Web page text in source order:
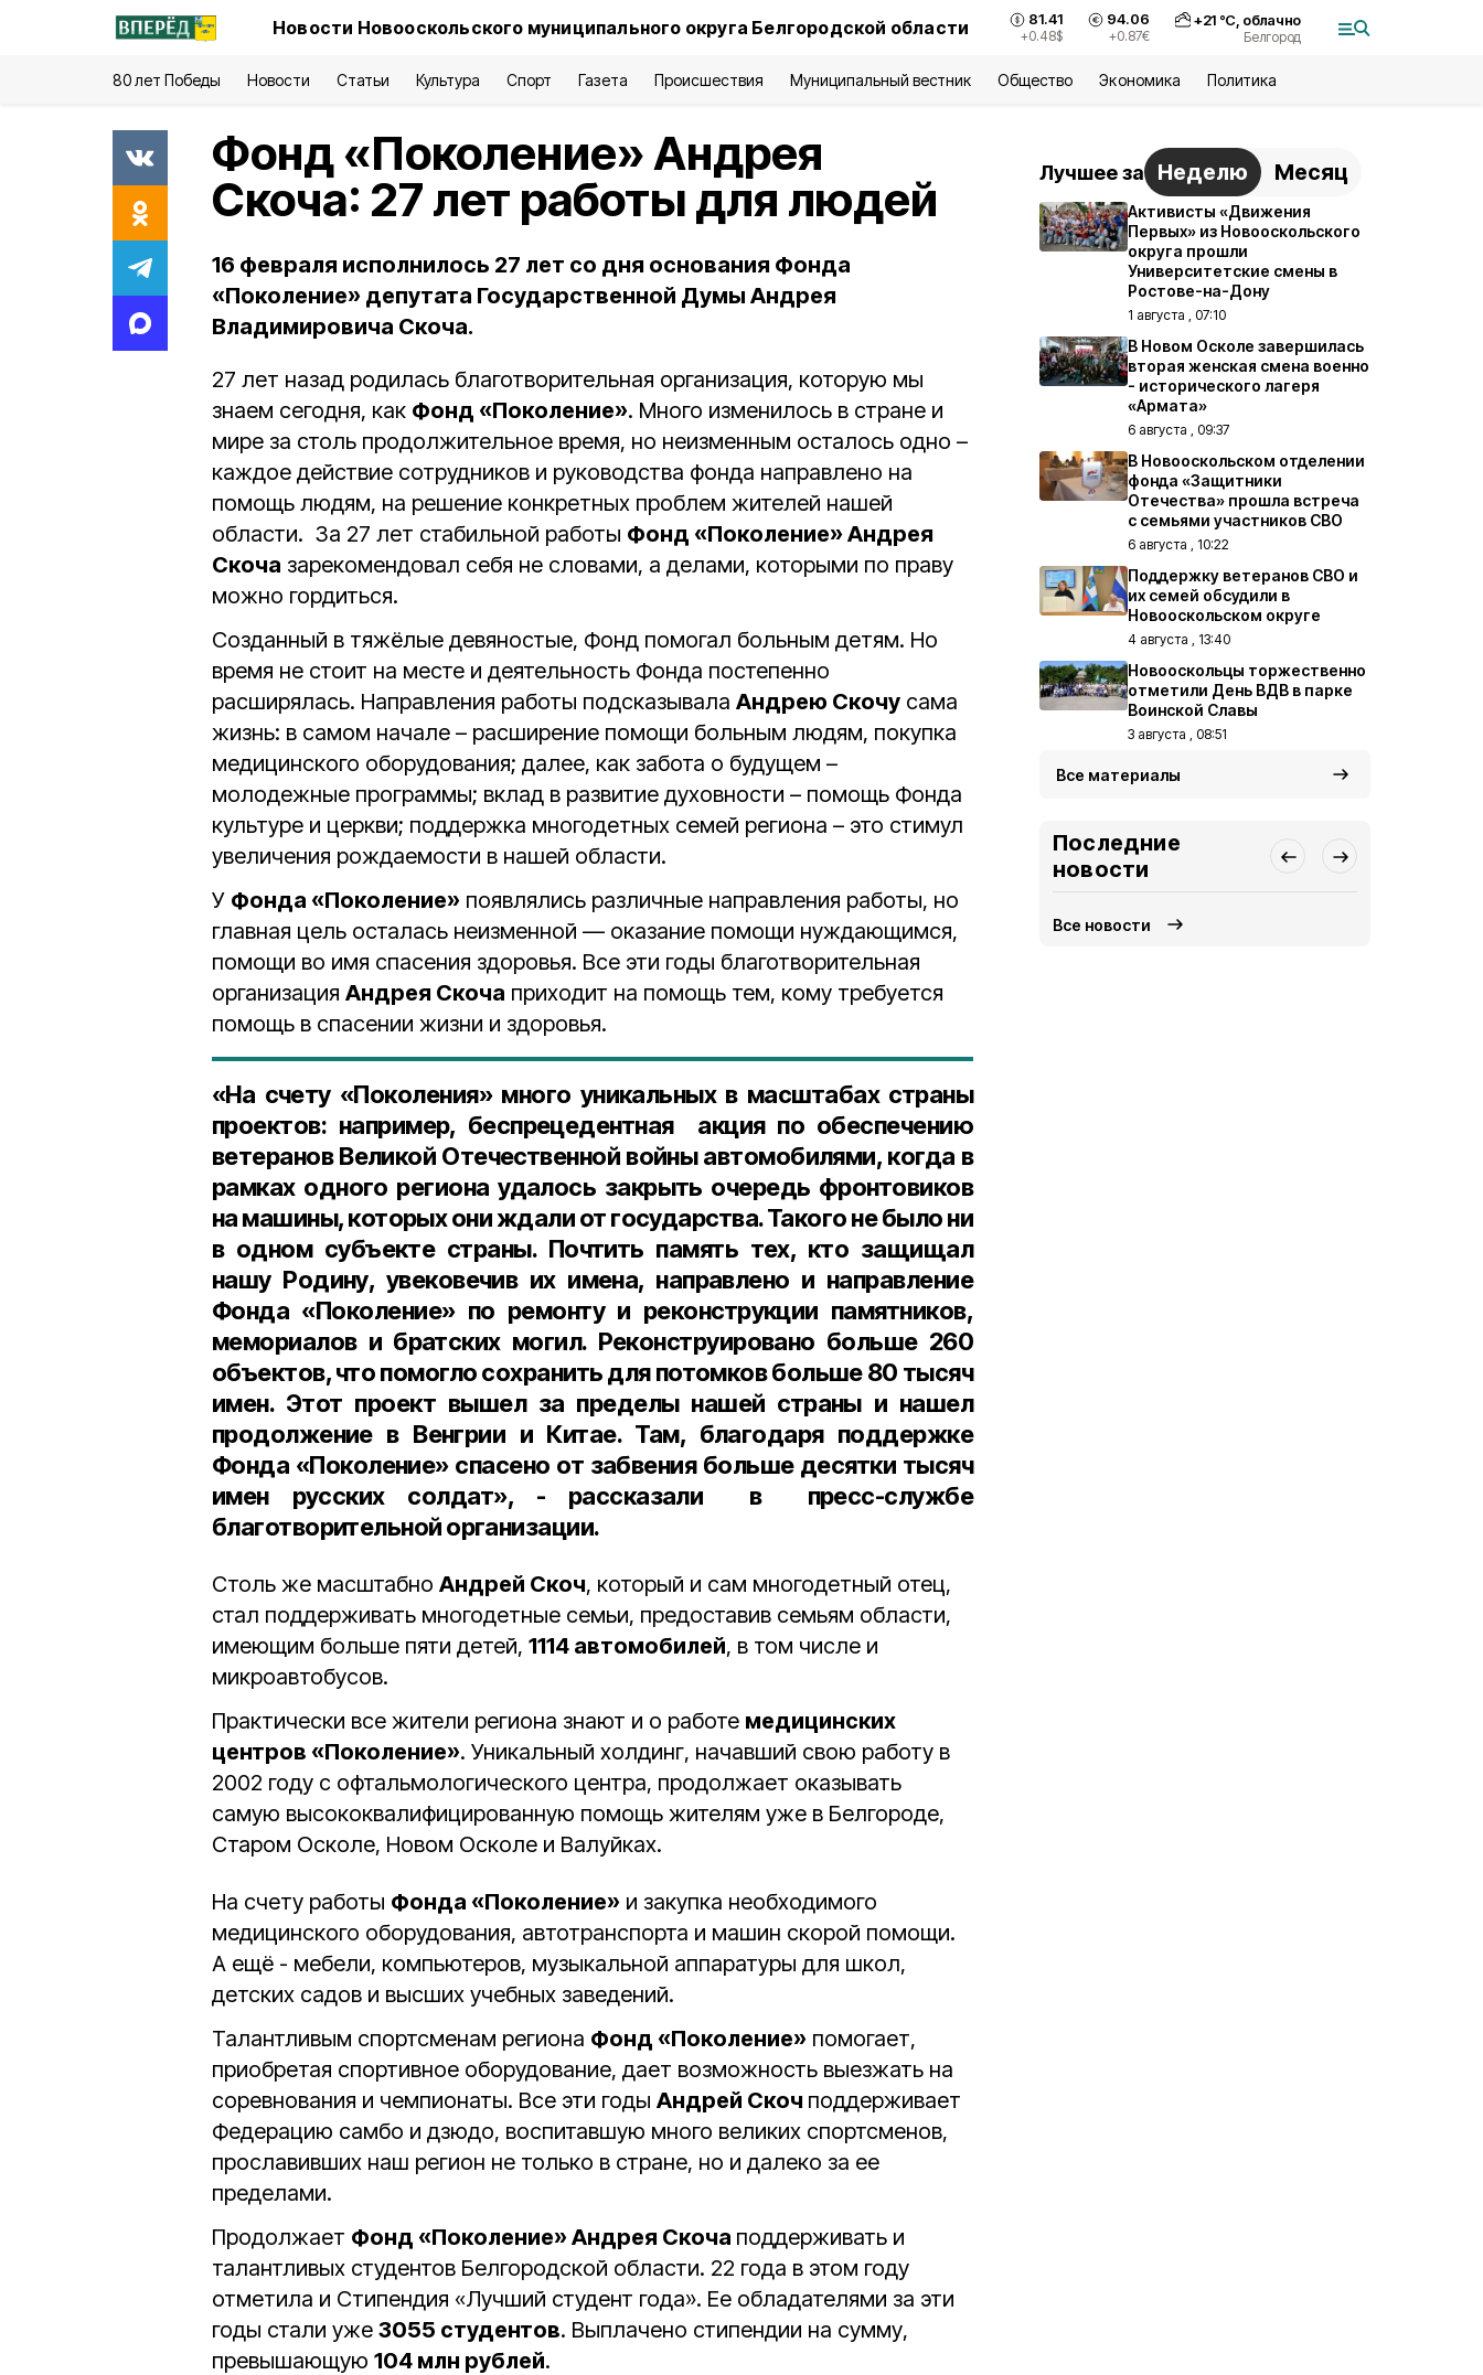
Новости Новооскольского муниципального округа Белгородской области 81.41
+0.48$
94.06
+0.87€
+21°С, облачно
Белгород
80 лет Победы Новости Статьи Культура Спорт Газета Происшествия Муниципальный вестник Общество Экономика Политика
Фонд «Поколение» Андрея
Скоча: 27 лет работы для людей
16 февраля исполнилось 27 лет со дня основания Фонда
«Поколение» депутата Государственной Думы Андрея
Владимировича Скоча.
27 лет назад родилась благотворительная организация, которую мы
знаем сегодня, как Фонд «Поколение». Много изменилось в стране и
мире за столь продолжительное время, но неизменным осталось одно –
каждое действие сотрудников и руководства фонда направлено на
помощь людям, на решение конкретных проблем жителей нашей
области. За 27 лет стабильной работы Фонд «Поколение» Андрея
Скоча зарекомендовал себя не словами, а делами, которыми по праву
можно гордиться.
Созданный в тяжёлые девяностые, Фонд помогал больным детям. Но
время не стоит на месте и деятельность Фонда постепенно
расширялась. Направления работы подсказывала Андрею Скочу сама
жизнь: в самом начале – расширение помощи больным людям, покупка
медицинского оборудования; далее, как забота о будущем –
молодежные программы; вклад в развитие духовности – помощь Фонда
культуре и церкви; поддержка многодетных семей региона – это стимул
увеличения рождаемости в нашей области.
У Фонда «Поколение» появлялись различные направления работы, но
главная цель осталась неизменной — оказание помощи нуждающимся,
помощи во имя спасения здоровья. Все эти годы благотворительная
организация Андрея Скоча приходит на помощь тем, кому требуется
помощь в спасении жизни и здоровья.
«На счету «Поколения» много уникальных в масштабах страны
проектов: например, беспрецедентная акция по обеспечению
ветеранов Великой Отечественной войны автомобилями, когда в
рамках одного региона удалось закрыть очередь фронтовиков
на машины, которых они ждали от государства. Такого не было ни
в одном субъекте страны. Почтить память тех, кто защищал
нашу Родину, увековечив их имена, направлено и направление
Фонда «Поколение» по ремонту и реконструкции памятников,
мемориалов и братских могил. Реконструировано больше 260
объектов, что помогло сохранить для потомков больше 80 тысяч
имен. Этот проект вышел за пределы нашей страны и нашел
продолжение в Венгрии и Китае. Там, благодаря поддержке
Фонда «Поколение» спасено от забвения больше десятки тысяч
имен русских солдат», - рассказали в пресс-службе
благотворительной организации.
Столь же масштабно Андрей Скоч, который и сам многодетный отец,
стал поддерживать многодетные семьи, предоставив семьям области,
имеющим больше пяти детей, 1114 автомобилей, в том числе и
микроавтобусов.
Практически все жители региона знают и о работе медицинских
центров «Поколение». Уникальный холдинг, начавший свою работу в
2002 году с офтальмологического центра, продолжает оказывать
самую высококвалифицированную помощь жителям уже в Белгороде,
Старом Осколе, Новом Осколе и Валуйках.
На счету работы Фонда «Поколение» и закупка необходимого
медицинского оборудования, автотранспорта и машин скорой помощи.
А ещё - мебели, компьютеров, музыкальной аппаратуры для школ,
детских садов и высших учебных заведений.
Талантливым спортсменам региона Фонд «Поколение» помогает,
приобретая спортивное оборудование, дает возможность выезжать на
соревнования и чемпионаты. Все эти годы Андрей Скоч поддерживает
Федерацию самбо и дзюдо, воспитавшую много великих спортсменов,
прославивших наш регион не только в стране, но и далеко за ее
пределами.
Продолжает Фонд «Поколение» Андрея Скоча поддерживать и
талантливых студентов Белгородской области. 22 года в этом году
отметила и Стипендия «Лучший студент года». Ее обладателями за эти
годы стали уже 3055 студентов. Выплачено стипендии на сумму,
превышающую 104 млн рублей.
Лучшее за Неделю Месяц
Активисты «Движения
Первых» из Новооскольского
округа прошли
Университетские смены в
Ростове-на-Дону
1 августа , 07:10
В Новом Осколе завершилась
вторая женская смена военно
- исторического лагеря
«Армата»
6 августа , 09:37
В Новооскольском отделении
фонда «Защитники
Отечества» прошла встреча
с семьями участников СВО
6 августа , 10:22
Поддержку ветеранов СВО и
их семей обсудили в
Новооскольском округе
4 августа , 13:40
Новооскольцы торжественно
отметили День ВДВ в парке
Воинской Славы
3 августа , 08:51
Все материалы
Последние
новости
Все новости